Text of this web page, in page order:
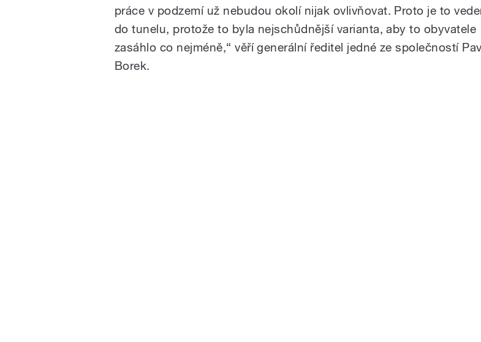
práce v podzemí už nebudou okolí nijak ovlivňovat. Proto je to
do tunelu, protože to byla nejschůdnější varianta, aby to obyvatele
zasáhlo co nejméně,“ věří generální ředitel jedné ze společností
Borek.